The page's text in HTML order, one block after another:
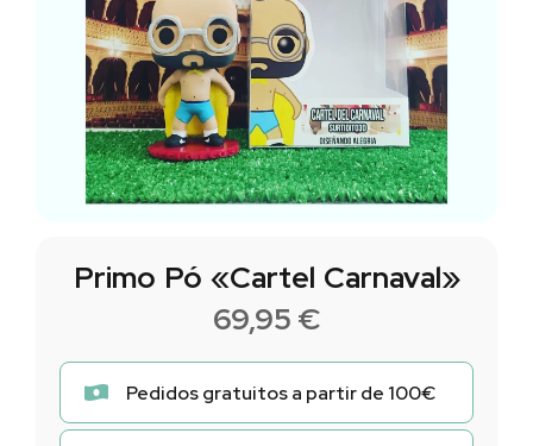
Primo Pó «Cartel Carnaval»
69,95 €
Pedidos gratuitos a partir de 100€